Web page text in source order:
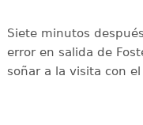
Siete minutos después
error en salida de
soñar a la visita con